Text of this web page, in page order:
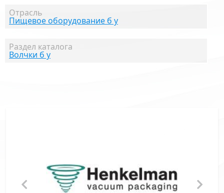
Отрасль
Пищевое оборудование б у
Раздел каталога
Волчки б у